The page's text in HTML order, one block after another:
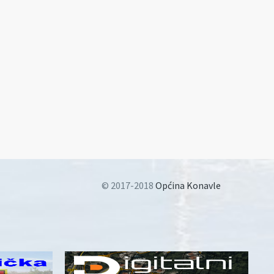
© 2017-2018 Općina Konavle